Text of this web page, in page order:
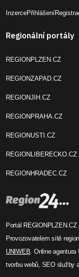
InzercePřihlášení
Regionální portály
REGIONPLZEN.CZ
REGIONZAPAD.CZ
REGIONJIH.CZ
REGIONPRAHA.CZ
REGIONUSTI.CZ
REGIONLIBERECKO.CZ
REGIONHRADEC.CZ
Portál
Provozovatelem sítě
UNIWEB. Online
tvorbu webů, SEO služby